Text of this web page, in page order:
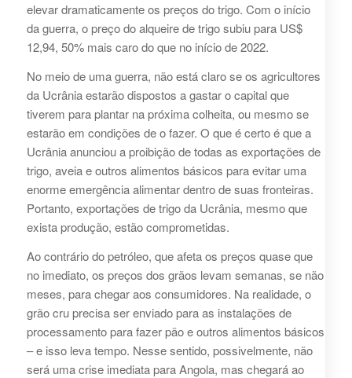
elevar dramaticamente os preços do trigo. Com o início
da guerra, o preço do alqueire de trigo subiu para US$
12,94, 50% mais caro do que no início de 2022.
No meio de uma guerra, não está claro se os agricultores
da Ucrânia estarão dispostos a gastar o capital que
tiverem para plantar na próxima colheita, ou mesmo se
estarão em condições de o fazer. O que é certo é que a
Ucrânia anunciou a proibição de todas as exportações de
trigo, aveia e outros alimentos básicos para evitar uma
enorme emergência alimentar dentro de suas fronteiras.
Portanto, exportações de trigo da Ucrânia, mesmo que
exista produção, estão comprometidas.
Ao contrário do petróleo, que afeta os preços quase que
no imediato, os preços dos grãos levam semanas, se não
meses, para chegar aos consumidores. Na realidade, o
grão cru precisa ser enviado para as instalações de
processamento para fazer pão e outros alimentos básicos
– e isso leva tempo. Nesse sentido, possivelmente, não
será uma crise imediata para Angola, mas chegará ao